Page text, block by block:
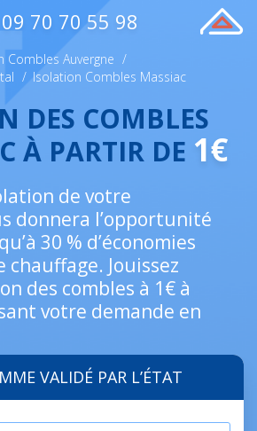
09 70 70 55 98
Combles Auvergne /
/ Isolation Combles Massiac
DES COMBLES
À PARTIR DE 1€
de votre
donnera l’opportunité
30 % d’économies
chauffage. Jouissez
des combles à 1€ à
votre demande en
VALIDÉ PAR L’ÉTAT